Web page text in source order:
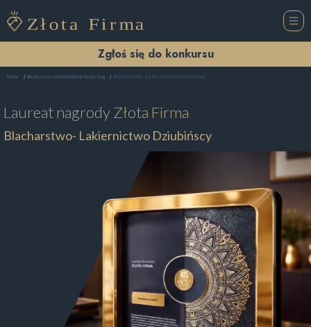
Zgłoś się do konkursu
Home Blacharstwo samochodowe Nowy Targ Blacharstwo- Lakiernictwo Dziubińscy
Laureat nagrodyZłota Firma
Blacharstwo- Lakiernictwo Dziubińscy